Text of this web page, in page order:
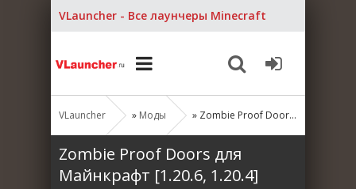
VLauncher - Все лаунчеры Minecraft
VLauncher » Моды » Zombie Proof Doors для Майнкрафт [1.20.6, 1.20.4]
Zombie Proof Doors для
Майнкрафт [1.20.6, 1.20.4]